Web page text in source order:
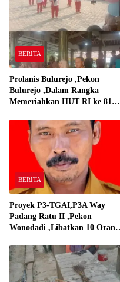
BERITA
Prolanis Bulurejo ,Pekon
Bulurejo ,Dalam Rangka
Memeriahkan HUT RI ke 81
BERITA
Proyek P3-TGAI,P3A Way
Padang Ratu II ,Pekon
Wonodadi ,Libatkan 10 Orang
Padang Ratu